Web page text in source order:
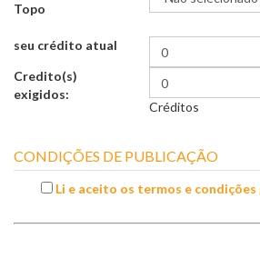
Topo
seu crédito atual
Credito(s)
exigidos:
Créditos
CONDIÇÕES DE PUBLICAÇÃO
Li e aceito os termos e condições